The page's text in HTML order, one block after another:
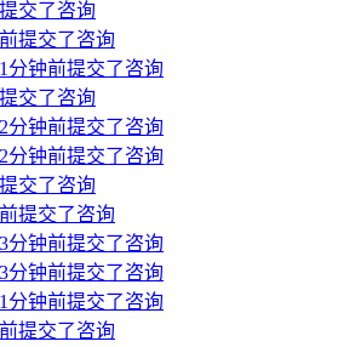
交了咨询
提交了咨询
分钟前提交了咨询
交了咨询
分钟前提交了咨询
分钟前提交了咨询
交了咨询
提交了咨询
分钟前提交了咨询
分钟前提交了咨询
分钟前提交了咨询
提交了咨询